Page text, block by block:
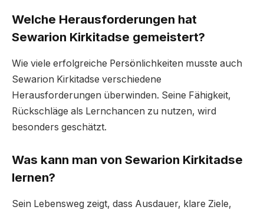
Welche Herausforderungen hat
Sewarion Kirkitadse gemeistert?
Wie viele erfolgreiche Persönlichkeiten musste auch
Sewarion Kirkitadse verschiedene
Herausforderungen überwinden. Seine Fähigkeit,
Rückschläge als Lernchancen zu nutzen, wird
besonders geschätzt.
Was kann man von Sewarion Kirkitadse
lernen?
Sein Lebensweg zeigt, dass Ausdauer, klare Ziele,